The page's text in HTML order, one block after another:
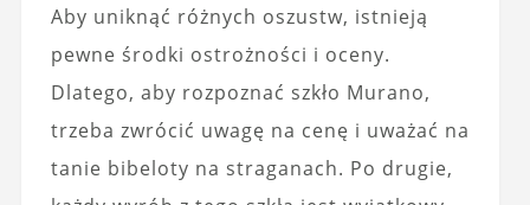
Aby uniknąć różnych oszustw, istnieją
pewne środki ostrożności i oceny.
Dlatego, aby rozpoznać szkło Murano,
trzeba zwrócić uwagę na cenę i uważać na
tanie bibeloty na straganach. Po drugie,